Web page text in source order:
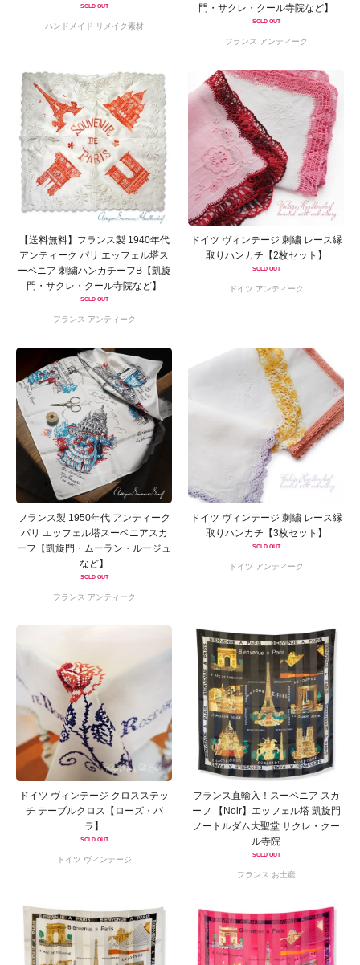
SOLD OUT
ハンドメイド リメイク素材
門・サクレ・クール寺院など】
SOLD OUT
フランス アンティーク
【送料無料】フランス製 1940年代
アンティーク パリ エッフェル塔ス
ーベニア 刺繍ハンカチーフB【凱旋
門・サクレ・クール寺院など】
SOLD OUT
フランス アンティーク
ドイツ ヴィンテージ 刺繍 レース縁
取りハンカチ【2枚セット】
SOLD OUT
ドイツ アンティーク
フランス製 1950年代 アンティーク
パリ エッフェル塔スーベニアスカ
ーフ【凱旋門・ムーラン・ルージュ
など】
SOLD OUT
フランス アンティーク
ドイツ ヴィンテージ 刺繍 レース縁
取りハンカチ【3枚セット】
SOLD OUT
ドイツ アンティーク
ドイツ ヴィンテージ クロスステッ
チ テーブルクロス【ローズ・バ
ラ】
SOLD OUT
ドイツ ヴィンテージ
フランス直輸入！スーベニア スカ
ーフ 【Noir】エッフェル塔 凱旋門
ノートルダム大聖堂 サクレ・クー
ル寺院
SOLD OUT
フランス お土産